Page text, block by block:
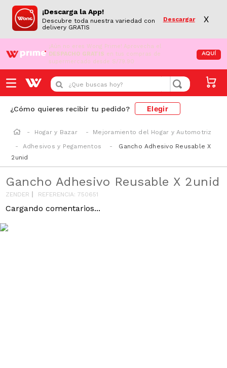
¡Descarga la App!
Descubre toda nuestra variedad con
delivery GRATIS
Descargar X
¡Aún no eres Wong Prime! Aprovecha el
DESPACHO GRATIS en tus compras de
supermercado desde S/79.90
AQUÍ
¿Que buscas hoy?
¿Cómo quieres recibir tu pedido? Elegir
Hogar y Bazar
Mejoramiento del Hogar y Automotriz
Adhesivos y Pegamentos
Gancho Adhesivo Reusable X
2unid
Gancho Adhesivo Reusable X 2unid
ZENDER REFERENCIA:750651
Cargando comentarios...